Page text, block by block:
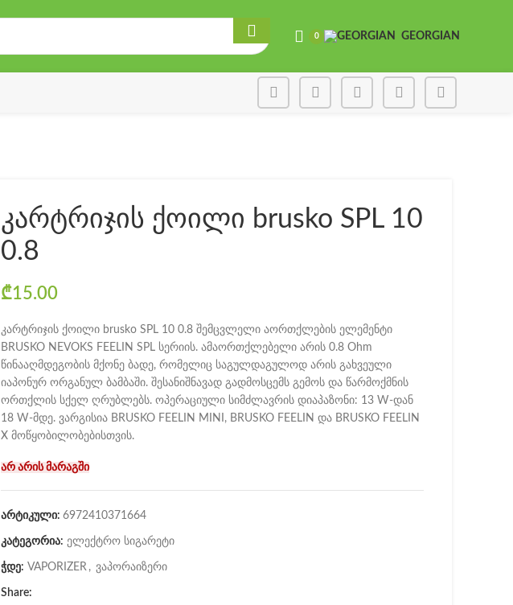
0 GEORGIAN
კარტრიჯის ქოილი brusko SPL 10
0.8
₾15.00
კარტრიჯის ქოილი brusko SPL 10 0.8 შემცვლელი აორთქლების ელემენტი
BRUSKO NEVOKS FEELIN SPL სერიის. ამაორთქლებელი არის 0.8 Ohm
წინააღმდეგობის მქონე ბადე, რომელიც საგულდაგულოდ არის გახვეული
იაპონურ ორგანულ ბამბაში. შესანიშნავად გადმოსცემს გემოს და წარმოქმნის
ორთქლის სქელ ღრუბლებს. ოპერაციული სიმძლავრის დიაპაზონი: 13 W-დან
18 W-მდე. ვარგისია BRUSKO FEELIN MINI, BRUSKO FEELIN და BRUSKO FEELIN
X მოწყობილობებისთვის.
არ არის მარაგში
არტიკული: 6972410371664
კატეგორია: ელექტრო სიგარეტი
ჭდე: VAPORIZER , ვაპორაიზერი
Share: